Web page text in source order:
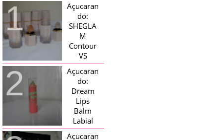
Açucaran
do:
SHEGLA
M
Contour
VS
Bronzer!
HELLO AÇUCARADAS, E NESTE
MÊS CHEGOU AQUI EM CASA UMA
CAIXA RECHEADA DE SHEGLAM,
TINHA BLUSH, ILUMINADORES E
TODOS OS BRONZER E
CONTORNOS ...
Açucaran
do:
Dream
Lips
Balm
Labial
Magico
Açucaran